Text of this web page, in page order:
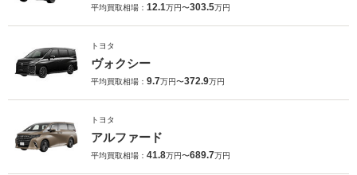
平均買取相場： 12.1万円〜303.5万円
トヨタ
ヴォクシー
平均買取相場： 9.7万円〜372.9万円
トヨタ
アルファード
平均買取相場： 41.8万円〜689.7万円